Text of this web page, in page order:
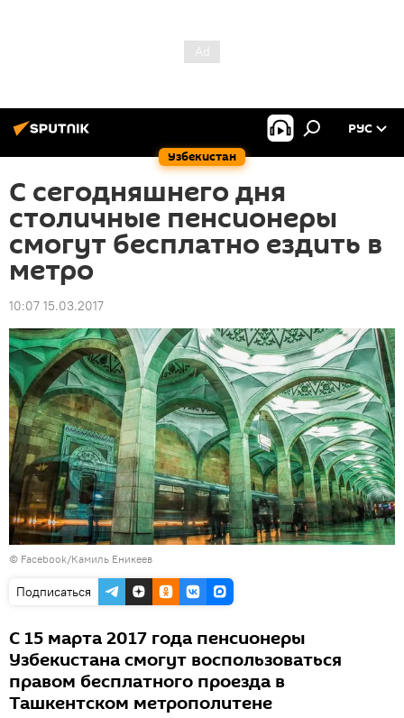
Узбекистан
РУС
С сегодняшнего дня
столичные пенсионеры
смогут бесплатно ездить в
метро
10:07 15.03.2017
© Facebook/Камиль Еникеев
Подписаться
С 15 марта 2017 года пенсионеры
Узбекистана смогут воспользоваться
правом бесплатного проезда в
Ташкентском метрополитене